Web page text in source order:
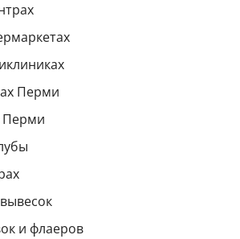
Перми
Перми
и флаеров